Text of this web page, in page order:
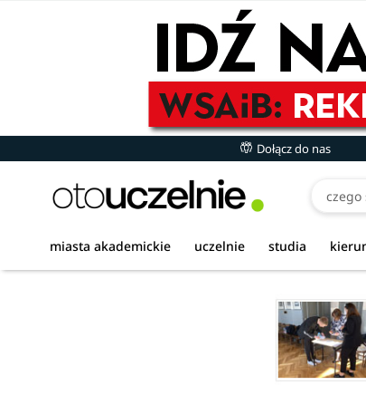
Dołącz do nas
miasta akademickie uczelnie studia